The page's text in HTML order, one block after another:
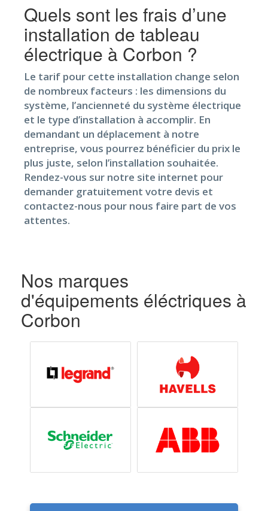
Quels sont les frais d’une
installation de tableau
électrique à Corbon ?
Le tarif pour cette installation change selon
de nombreux facteurs : les dimensions du
système, l’ancienneté du système électrique
et le type d’installation à accomplir. En
demandant un déplacement à notre
entreprise, vous pourrez bénéficier du prix le
plus juste, selon l’installation souhaitée.
Rendez-vous sur notre site internet pour
demander gratuitement votre devis et
contactez-nous pour nous faire part de vos
attentes.
Nos marques
d'équipements éléctriques à
Corbon